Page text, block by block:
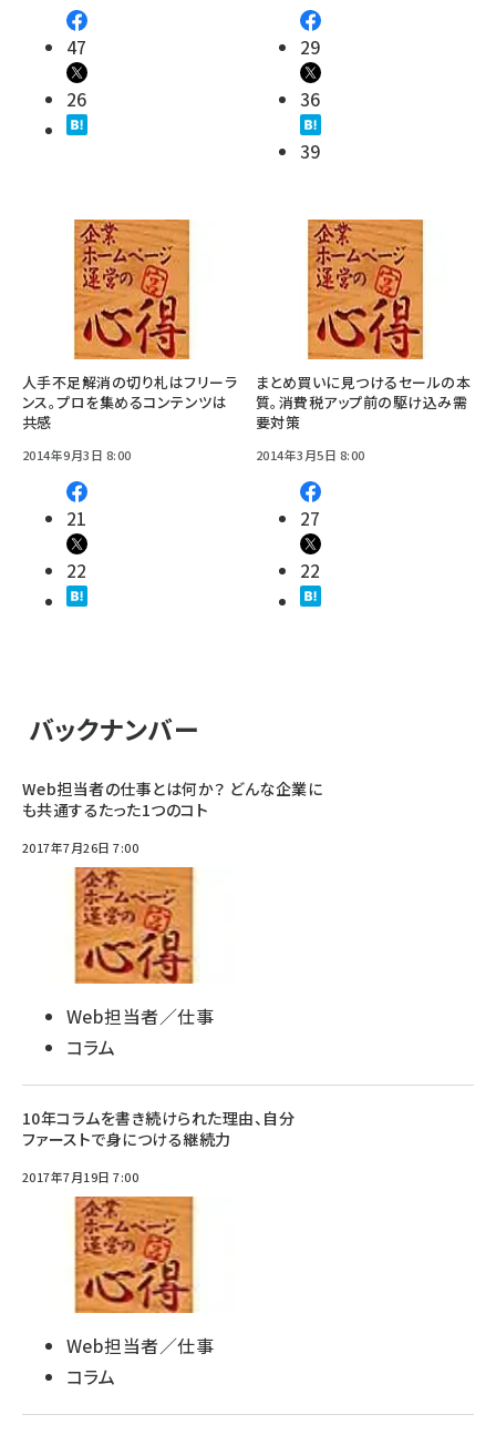
47
26
29
36
39
人手不足解消の切り札はフリーラ
ンス。プロを集めるコンテンツは
共感
2014年9月3日 8:00
21
22
まとめ買いに見つけるセールの本
質。消費税アップ前の駆け込み需
要対策
2014年3月5日 8:00
27
22
バックナンバー
Web担当者の仕事とは何か？ どんな企業に
も共通するたった1つのコト
2017年7月26日 7:00
Web担当者／仕事
コラム
10年コラムを書き続けられた理由、自分
ファーストで身につける継続力
2017年7月19日 7:00
Web担当者／仕事
コラム